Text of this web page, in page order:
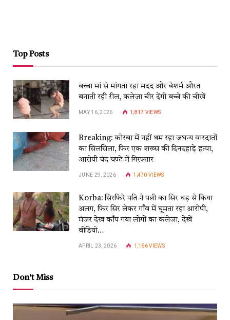
Top Posts
बच्चा मां से मांगता रहा मदद और बेशर्म औरत
बनाती रही रील, कलेजा चीर देंगी बच्चे की चीखें
MAY 16, 2026 1,817 VIEWS
Breaking: कोरबा में नहीं थम रहा जघन्य वारदातों
का सिलसिला, फिर एक शख्स की दिनदहाड़े हत्या,
आरोपी चंद घण्टे में गिरफ्तार
JUNE 29, 2026 1,470VIEWS
Korba: सिरफिरे पति ने पत्नी का सिर धड़ से किया
अलग, फिर सिर लेकर गाँव में घूमता रहा आरोपी,
मंजर देख काँप गया लोगों का कलेजा, देखें
वीडियो…
APRIL 23, 2026 1,166VIEWS
Don't Miss